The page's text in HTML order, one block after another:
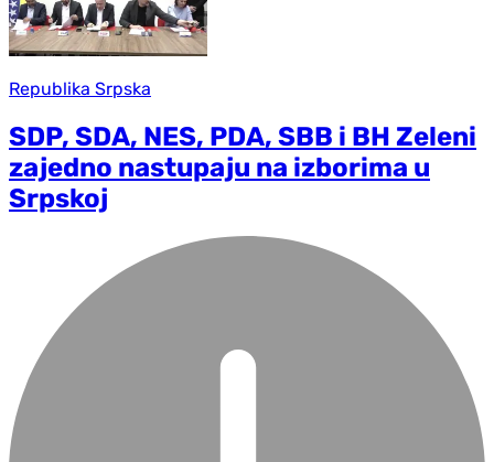
Republika Srpska
SDP, SDA, NES, PDA, SBB i BH Zeleni
zajedno nastupaju na izborima u
Srpskoj